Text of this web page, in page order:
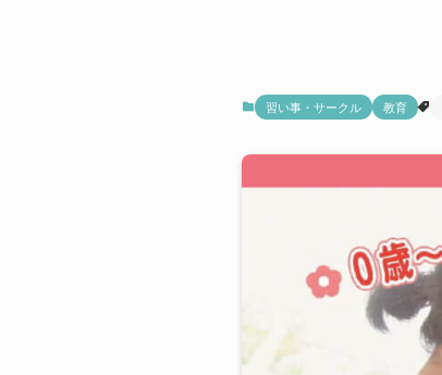
習い事・サークル 教育